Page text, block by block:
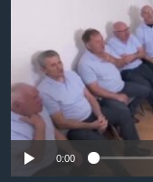
ပင်မ
အ
ညွန်း
စာမျက်နှာ
အမေရိကန်သုံးအီဒီယံ
မကြေးမုံရဲ့ အင်္ဂလိပ်စာ
ရုပ်ရှင်ထဲက အင်္ဂလိပ်စာ
သုတပဒေသာ အင်္ဂလိပ်
အပတ်စဉ်ကဏ္ဍများ
ရေဒီယို
တီဗွီ
ရေဒီယိုနှင့်ရုပ်သံ အခ
ရေဒီယို/တီဗွီအစီအစဉ်
Learning English
No
0:00